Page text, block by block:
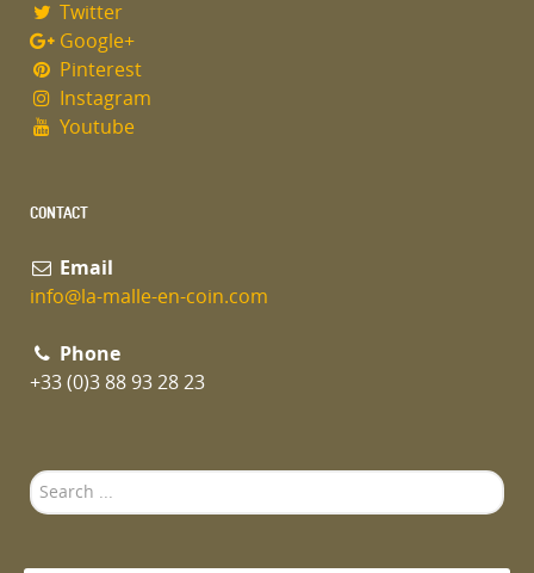
Twitter
Google+
Pinterest
Instagram
Youtube
CONTACT
Email
info@la-malle-en-coin.com
Phone
+33 (0)3 88 93 28 23
Search
...